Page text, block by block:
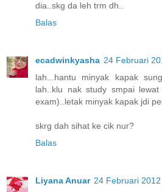
dia..skg da leh trm dh..
Balas
ecadwinkyasha 24 Februari
lah...hantu minyak kapak
lah..klu nak study smpai
exam)..letak minyak kapak jdi
skrg dah sihat ke cik nur?
Balas
Liyana Anuar 24 Februari